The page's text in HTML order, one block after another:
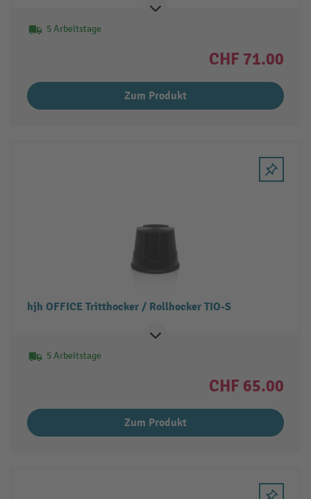
5 Arbeitstage
CHF 71.00
Zum Produkt
hjh OFFICE Tritthocker / Rollhocker TIO-S
5 Arbeitstage
CHF 65.00
Zum Produkt